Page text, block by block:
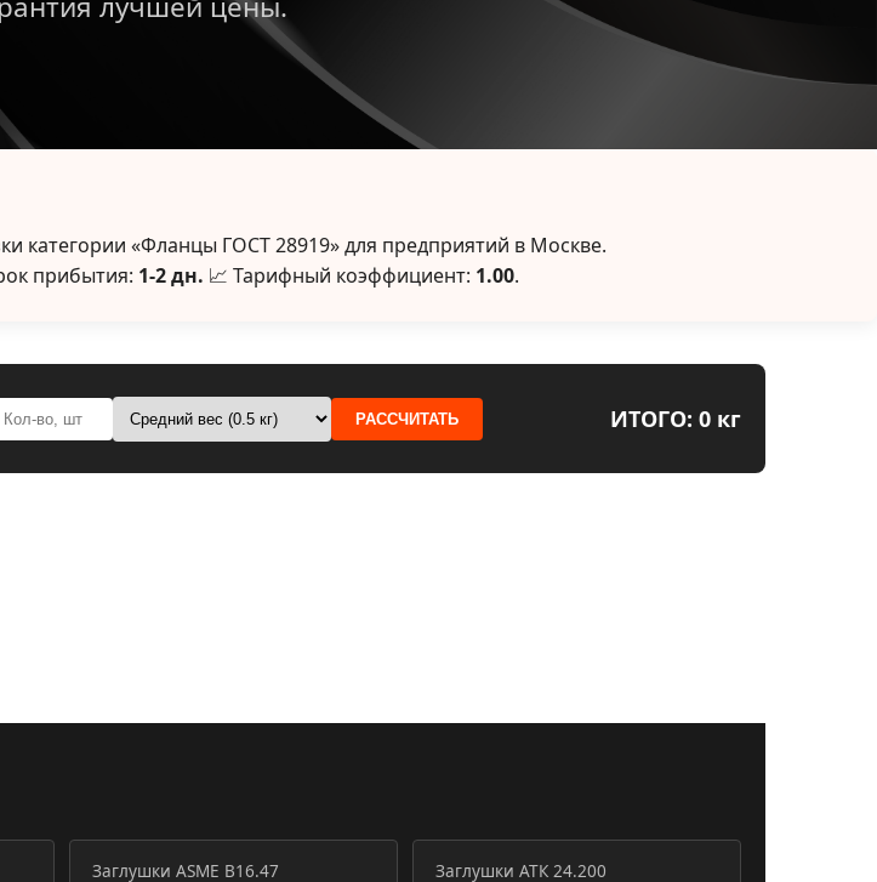
категории «Фланцы ГОСТ 28919» для предприятий в Москве.
прибытия: 1-2 дн. 📈 Тарифный коэффициент: 1.00.
РАССЧИТАТЬ ИТОГО: 0 кг
Заглушки ASME B16.47 Заглушки АТК 24.200